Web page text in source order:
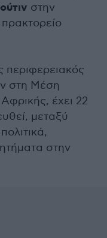
στην
στη Μέση
έχει 22
μεταξύ
στην